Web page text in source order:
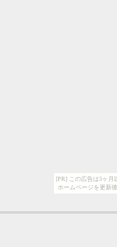
[PR] この広告は3ヶ月
ホームページを更新